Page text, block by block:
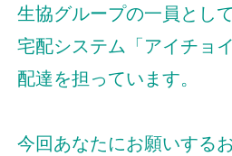
生協グループの一員として
宅配システム「アイチョ
配達を担っています。
今回あなたにお願いするお